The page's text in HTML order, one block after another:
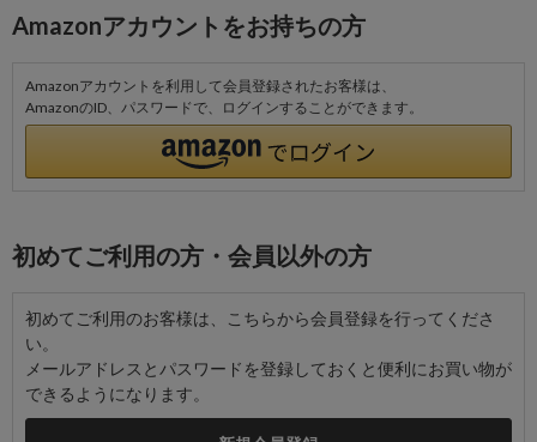
Amazonアカウントをお持ちの方
Amazonアカウントを利用して会員登録されたお客様は、
AmazonのID、パスワードで、ログインすることができます。
初めてご利用の方・会員以外の方
初めてご利用のお客様は、こちらから会員登録を行ってくださ
い。
メールアドレスとパスワードを登録しておくと便利にお買い物が
できるようになります。